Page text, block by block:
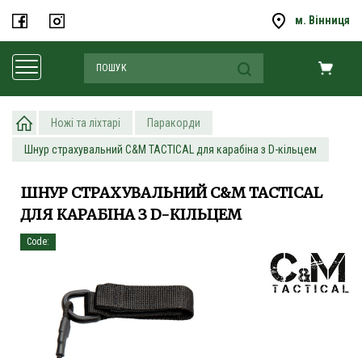
м. Вінниця
Ножі та ліхтарі Паракорди
Шнур страхувальний C&M TACTICAL для карабіна з D-кільцем
ШНУР СТРАХУВАЛЬНИЙ C&M TACTICAL
ДЛЯ КАРАБІНА З D-КІЛЬЦЕМ
Code: